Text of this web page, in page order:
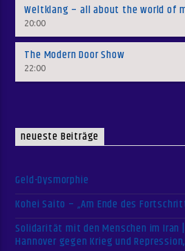
Weltklang – all about the world of
20:00
The Modern Door Show
22:00
neueste Beiträge
Geld-Dysmorphie
Kohei Saito – „Am Ende des
Solidarität mit den Menschen im Iran
Hannover gegen Krieg und